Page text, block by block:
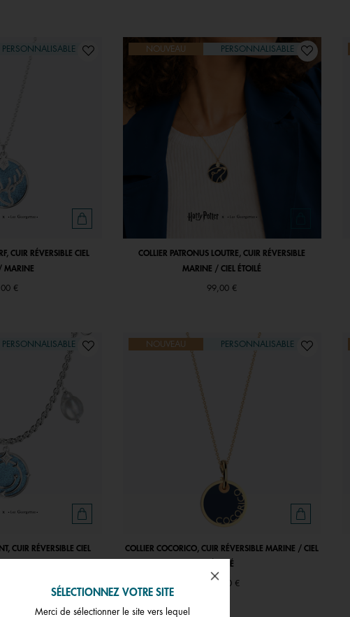
PERSONNALISABLE
CUIR RÉVERSIBLE CIEL
MARINE
€
NOUVEAU PERSONNALISABLE
COLLIER PATRONUS LOUTRE, CUIR RÉVERSIBLE
MARINE / CIEL ÉTOILÉ
99,00 €
PERSONNALISABLE
CUIR RÉVERSIBLE CIEL
MARINE
€
NOUVEAU PERSONNALISABLE
COLLIER COCORICO, CUIR RÉVERSIBLE MARINE / CIEL
ÉTOILÉ
129,00 €
SÉLECTIONNEZ VOTRE SITE
Merci de sélectionner le site vers lequel